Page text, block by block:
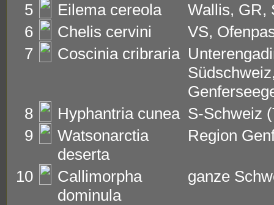
5
Eilema cereola
Wallis, GR,
6
Chelis cervini
VS,
7
Coscinia cribraria
8
Hyphantria cunea S-Schweiz
9
Watsonarctia
deserta
Region
10
Callimorpha
dominula
ganze